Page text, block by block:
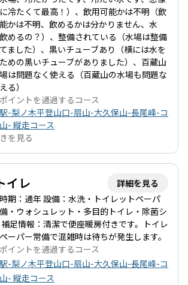
冷たくて最高！）、飲用可能かは不明（飲
かは不明、飲めるかは分かりません、水
めるの？）、整備されている（水場は整備
ました）、黒いチューブあり（横には水を
めの黒いチューブがありました）、百蔵山
は問題なく使える（百蔵山の水場も問題な
る）
イントを通過するコース
-梨ノ木平登山口-扇山-大久保山-長尾峰-コ
- 縦走コース
を見る
イレ
詳細を見る
期：通年 設備：水洗・トイレットペーパ
・ウォシュレット・多目的トイレ・除菌シ
足情報：清潔で便座暖房付きです。トイレ
ーパー常備で混雑時は待ちが発生します。
イントを通過するコース
-梨ノ木平登山口-扇山-大久保山-長尾峰-コ
- 縦走コース